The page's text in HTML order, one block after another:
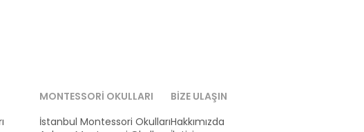
MONTESSORI OKULLARI
İstanbul Montessori Okulları
BIZE ULAŞIN
Hakkımızda